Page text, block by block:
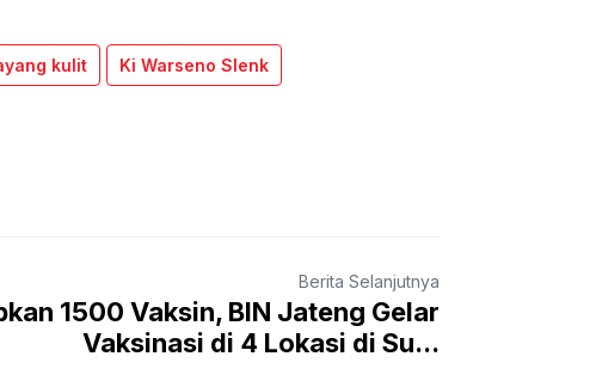
kulit Ki Warseno Slenk
Berita Selanjutnya
1500 Vaksin, BIN Jateng Gelar
Vaksinasi di 4 Lokasi di Su...